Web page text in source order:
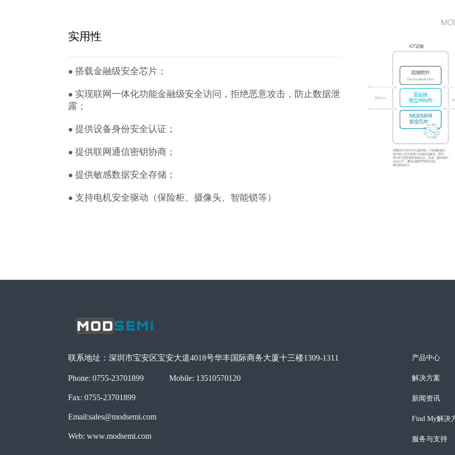
实用性
●搭载金融级安全芯片；
● 实现联网一体化功能金融级安全访问，拒绝恶意攻击，防止数据泄
露；
●提供设备身份安全认证；
●提供联网通信密钥协商；
●提供敏感数据安全存储；
●支持电机安全驱动（保险柜、摄像头、智能锁等）
联系地址：深圳市宝安区宝安大道4018号华丰国际商务大厦十三楼1309-1311
Phone: 0755-23701899 Mobile: 13510570120
Fax: 0755-23701899
Email:sales@modsemi.com
Web: www.modsemi.com
产品中心
解决方案
新闻资讯
Find My解决
服务与支持